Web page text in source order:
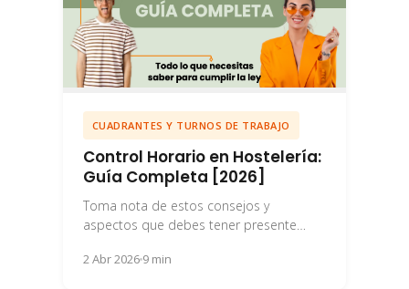
CUADRANTES Y TURNOS DE TRABAJO
Control Horario en Hostelería:
Guía Completa [2026]
Toma nota de estos consejos y
aspectos que debes tener presente
hostelería.
2 Abr 20269 min